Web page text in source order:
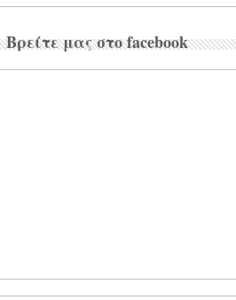
Βρείτε μας στο facebook